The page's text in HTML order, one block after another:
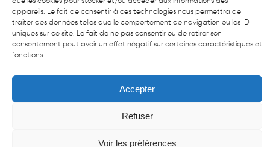
appareils. Le fait de consentir à ces technologies nous permettra de
traiter des données telles que le comportement de navigation ou les ID
uniques sur ce site. Le fait de ne pas consentir ou de retirer son
consentement peut avoir un effet négatif sur certaines caractéristiques et
fonctions.
Accepter
Refuser
Voir les préférences
commentaire.
Plus de liens/Newsletter/adresse